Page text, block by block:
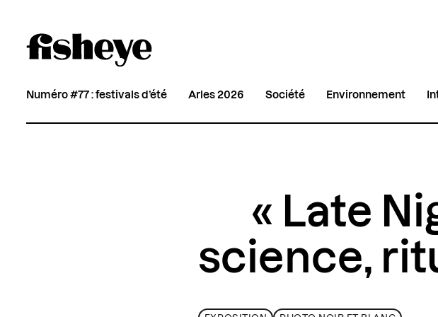
Numéro #77 : festivals d’été Arles 2026 Société Environnement
« Late
science,